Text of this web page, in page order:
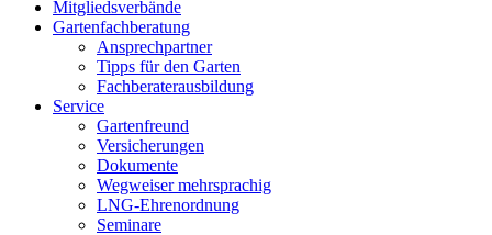
Mitgliedsverbände
Gartenfachberatung
Ansprechpartner
Tipps für den Garten
Fachberaterausbildung
Service
Gartenfreund
Versicherungen
Dokumente
Wegweiser mehrsprachig
LNG-Ehrenordnung
Seminare